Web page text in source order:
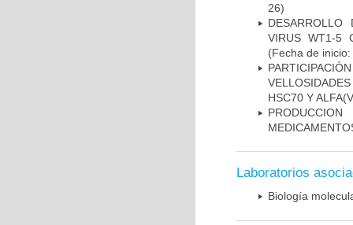
26)
DESARROLLO
VIRUS WT1-5
(Fecha de
HSC70 Y
Laboratorios
Biología